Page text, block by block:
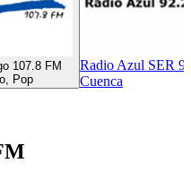
107.8 FM
Pop
Radio Azul SER
Cuenca